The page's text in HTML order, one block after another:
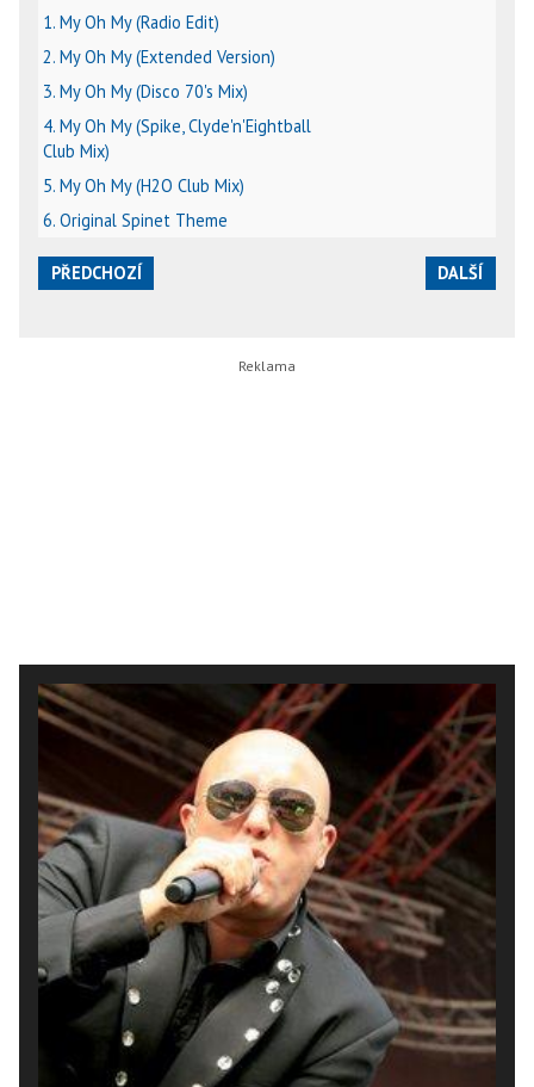
1. My Oh My (Radio Edit)
2. My Oh My (Extended Version)
3. My Oh My (Disco 70's Mix)
4. My Oh My (Spike, Clyde'n'Eightball
Club Mix)
5. My Oh My (H2O Club Mix)
6. Original Spinet Theme
PŘEDCHOZÍ DALŠÍ